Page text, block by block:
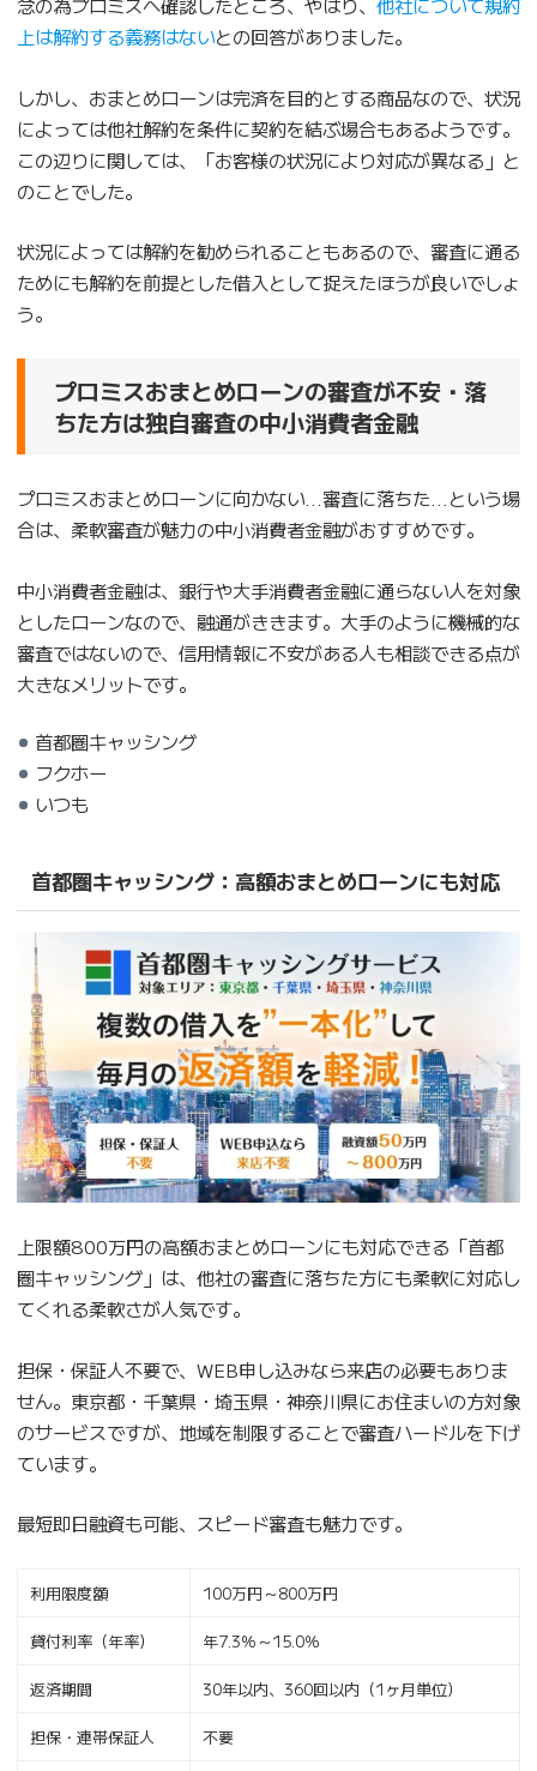
上は解約する義務はないとの回答がありました。
しかし、おまとめローンは完済を目的とする商品なので、状況
によっては他社解約を条件に契約を結ぶ場合もあるようです。
この辺りに関しては、「お客様の状況により対応が異なる」と
のことでした。
状況によっては解約を勧められることもあるので、審査に通る
ためにも解約を前提とした借入として捉えたほうが良いでしょ
う。
プロミスおまとめローンの審査が不安・落
ちた方は独自審査の中小消費者金融
プロミスおまとめローンに向かない…審査に落ちた…という場
合は、柔軟審査が魅力の中小消費者金融がおすすめです。
中小消費者金融は、銀行や大手消費者金融に通らない人を対象
としたローンなので、融通がききます。大手のように機械的な
審査ではないので、信用情報に不安がある人も相談できる点が
大きなメリットです。
首都圏キャッシング
フクホー
いつも
首都圏キャッシング：高額おまとめローンにも対応
上限額800万円の高額おまとめローンにも対応できる「首都
圏キャッシング」は、他社の審査に落ちた方にも柔軟に対応し
てくれる柔軟さが人気です。
担保・保証人不要で、WEB申し込みなら来店の必要もありま
せん。東京都・千葉県・埼玉県・神奈川県にお住まいの方対象
のサービスですが、地域を制限することで審査ハードルを下げ
ています。
最短即日融資も可能、スピード審査も魅力です。
利用限度額 100万円～800万円
貸付利率（年率） 年7.3％～15.0％
返済期間 30年以内、360回以内（1ヶ月単位）
担保・連帯保証人 不要